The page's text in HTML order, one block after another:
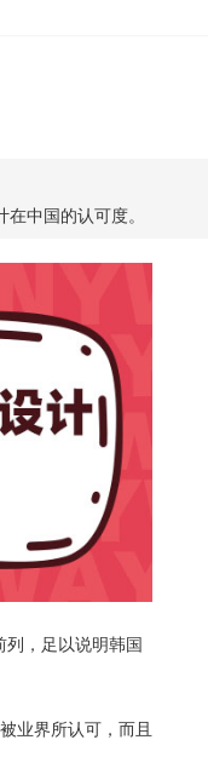
中国的认可度。
列，足以说明韩国
业界所认可，而且